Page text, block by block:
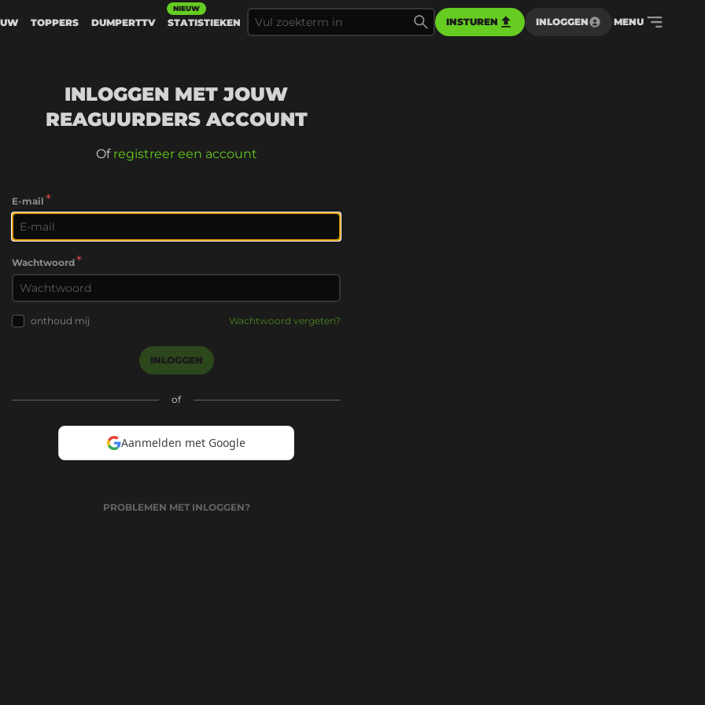
TOPPERS DUMPERTTV STATISTIEKEN
NIEUW
INSTUREN INLOGGEN MENU
INLOGGEN MET JOUW
REAGUURDERS ACCOUNT
Of registreer een account
E-mail *
Wachtwoord*
onthoud mij Wachtwoord vergeten?
INLOGGEN
of
Aanmelden met Google
PROBLEMEN MET INLOGGEN?